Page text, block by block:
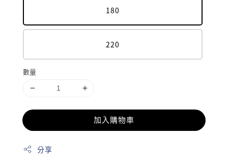
180
220
數量
加入購物車
分享